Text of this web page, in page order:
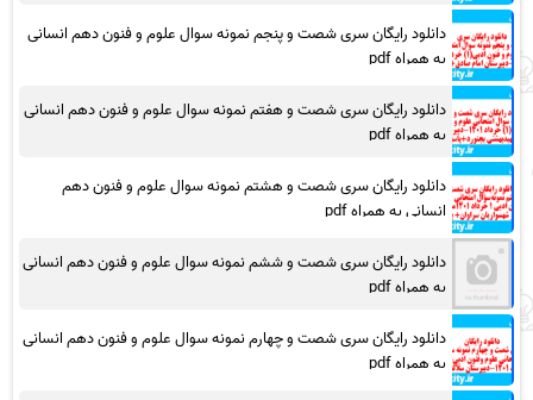
دانلود رایگان سری شصت و پنجم نمونه سوال علوم و فنون دهم انسانی
به همراه pdf
دانلود رایگان سری شصت و هفتم نمونه سوال علوم و فنون دهم انسانی
به همراه pdf
دانلود رایگان سری شصت و هشتم نمونه سوال علوم و فنون دهم
انسانی به همراه pdf
دانلود رایگان سری شصت و ششم نمونه سوال علوم و فنون دهم انسانی
به همراه pdf
دانلود رایگان سری شصت و چهارم نمونه سوال علوم و فنون دهم انسانی
به همراه pdf